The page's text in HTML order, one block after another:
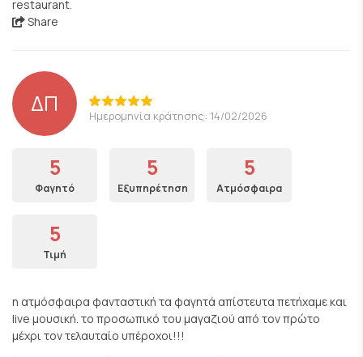
restaurant.
Share
ΔΠ Ημερομηνία κράτησης: 14/02/2026
5
Φαγητό
5
Εξυπηρέτηση
5
Ατμόσφαιρα
5
Τιμή
η ατμόσφαιρα φανταστική τα φαγητά απίστευτα πετήχαμε και
live μουσική. το προσωπικό του μαγαζιού από τον πρώτο
μέχρι τον τελαυταίο υπέροχοι!!!